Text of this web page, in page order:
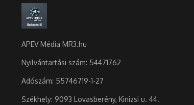
APEV Média MR3.hu
Nyilvántartási szám: 54471762
Adószám: 55746719-1-27
Székhely: 9093 Lovasberény, Kinizsi u. 44.